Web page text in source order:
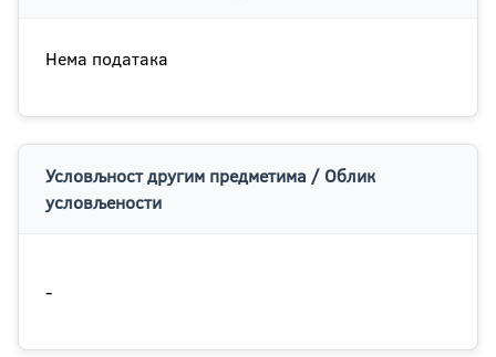
Нема података
Условљност другим предметима / Облик
условљености
-